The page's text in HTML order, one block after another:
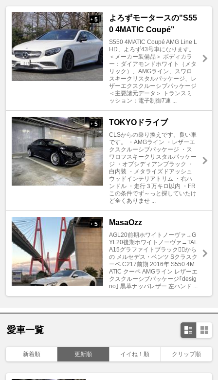
+ 5
よろずモータースの"S55
0 4MATIC Coupé"
S550 4MATIC Coupé AMG Line L
HD、よろず43号車になります。
＜メーカー装備品＞ ボディカラ
ー：ダイアモンドホワイト（メタ
リック）、AMGライン、スワロ
スキークリスタルパッケージ、レ
ザーエクスクルーシブパッケージ
＜主要諸元データ＞ トランスミ
ッション：電子制御7速 ...
+ 5 TOKYOドライブ
CLSからの乗り換えです。良い車
です。 ・AMGライン ・レザーエ
クスクルーシブパッケージ ・ス
ワロフスキークリスタルパッケー
ジ ・オプシディアンブラック ・
白内装 ・メタライズドアッシュ
ウッドインテリアトリム ・右ハ
ンドル ・走行３万キロ以内 ・FR
この条件でず～っと探していたけ
ど全くありませ ...
+ 5 MasaOzz
AGL20前期ホワイトノーヴァ→G
YL20後期ホワイトノーヴァ→TAL
A15グラファイトブラック✌🏿から
の メルセデス・ベンツ Sクラスク
ーペ C217前期 2016年 S550 4M
ATIC クーペ AMGライン レザーエ
クスクルーシブパッケージ｢desig
no｣ 黒革ナッパレザー 左ハンド ...
愛車一覧
新着順 更新順 イイね！順 クリップ順